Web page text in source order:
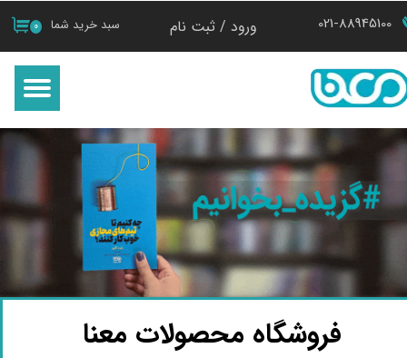
021-88945100 ۰ سبد خرید شما ورود / ثبت نام
تغییر گذر واژه
سفارشات
خروج از حساب کاربری
فروشگاه محصولات معنا